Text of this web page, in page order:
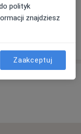
polityk
znajdziesz
Zaakceptuj